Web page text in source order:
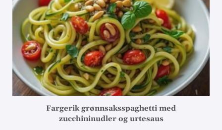
Fargerik grønnsaksspaghetti med
zucchininudler og urtesaus